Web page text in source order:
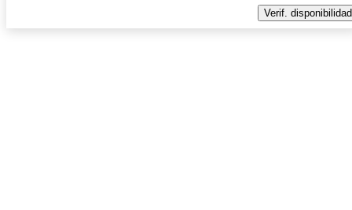
Verif. disponibilidad